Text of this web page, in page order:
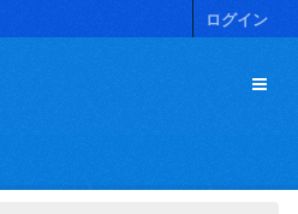
ログイン